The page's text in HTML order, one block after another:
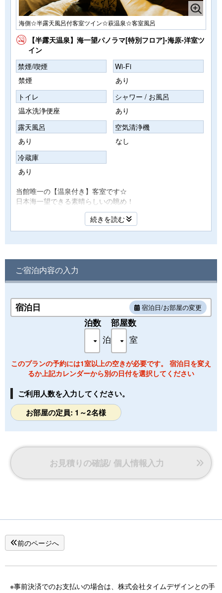
海側☆半露天風呂付客室ツイン☆萩温泉☆客室風呂
【半露天温泉】海一望パノラマ[特別フロア]-海原-洋室ツ
イン
禁煙/喫煙
禁煙
Wi-Fi
あり
トイレ
温水洗浄便座
シャワー / お風呂
あり
露天風呂
あり
空気清浄機
なし
冷蔵庫
あり
当館唯一の【温泉付き】客室です☆
日本海一望できる素晴らしいの眺め！
☆天然はぎ温泉☆がお部屋で楽しめる贅沢な客室
いつでも何度でも『効能豊かな萩の湯に癒される』♪
このお部屋だけの湯贅に＜心をときほぐし＞
【無料Wi-fi完備】
全館・全てのお部屋でWi-fiをご利用頂けます！
■設 備■
露天風呂・内湯風呂・ウォシュレットトイレ・エアコン（冷
房/暖房）・液晶テレビ・ドライヤー・冷蔵庫・ケトル
■アメニティ■
浴衣・バスタオル・フェイスタオル・歯ブラシ・歯磨粉・シ
ャンプ・リンス・ボディーソープ・冬場には羽織と足袋
■駐車場■
無料
続きを読む
ご宿泊内容の入力
宿泊日 宿泊日/お部屋の変更
泊数
泊
部屋数
室
このプランの予約には1室以上の空きが必要です。 宿泊日を変え
るか上記カレンダーから別の日付を選択してください
ご利用人数を入力してください。
お部屋の定員: 1～2名様
お見積りの確認/ 個人情報入力
前のページへ
※事前決済でのお支払いの場合は、株式会社タイムデザインとの手